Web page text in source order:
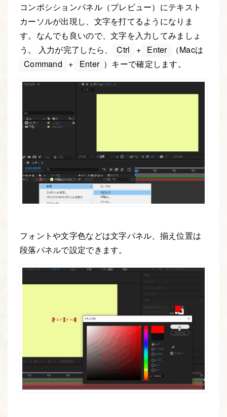
コンポシションパネル（プレビュー）にテキスト
カーソルが出現し、文字を打てるようになりま
す。なんでも良いので、文字を入力してみましょ
う。 入力が完了したら、
Ctrl + Enter
（Macは
Command
+ Enter ）キーで確定します。
フォントや文字色などは文字パネル、揃え位置は
段落パネルで設定できます。